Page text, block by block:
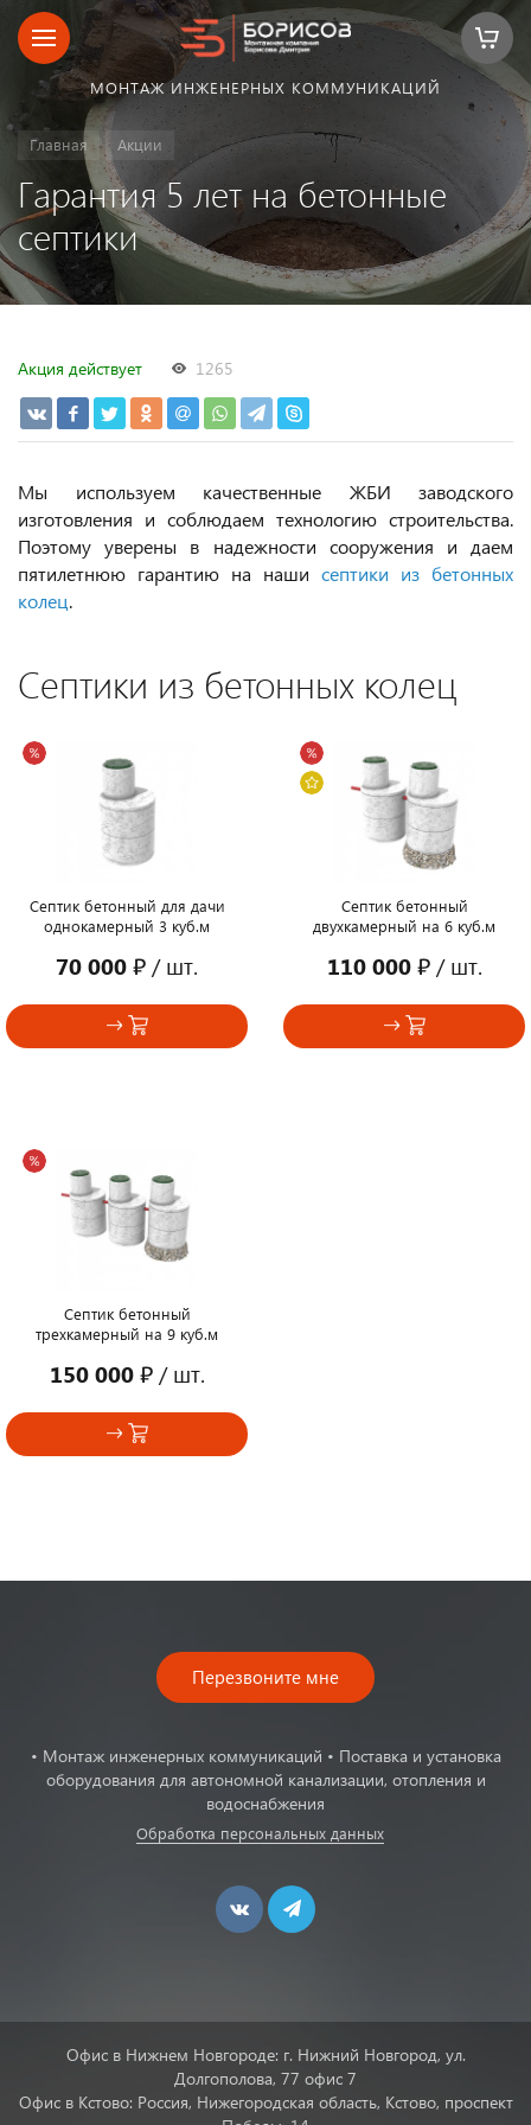
МОНТАЖ ИНЖЕНЕРНЫХ КОММУНИКАЦИЙ
Главная Акции
Гарантия 5 лет на бетонные
септики
Акция действует 1265
Мы используем качественные ЖБИ заводского
изготовления и соблюдаем технологию строительства.
Поэтому уверены в надежности сооружения и даем
пятилетнюю гарантию на наши септики из бетонных
колец.
Септики из бетонных колец
Септик бетонный для дачи
однокамерный 3 куб.м
70 000 ₽ / шт.
Септик бетонный
двухкамерный на 6 куб.м
110 000 ₽/ шт.
Септик бетонный
трехкамерный на 9 куб.м
150 000 ₽/ шт.
Перезвоните мне
• Монтаж инженерных коммуникаций • Поставка и установка
оборудования для автономной канализации, отопления и
водоснабжения
Обработка персональных данных
Офис в Нижнем Новгороде: г. Нижний Новгород, ул.
Долгополова, 77 офис 7
Офис в Кстово: Россия, Нижегородская область, Кстово, проспект